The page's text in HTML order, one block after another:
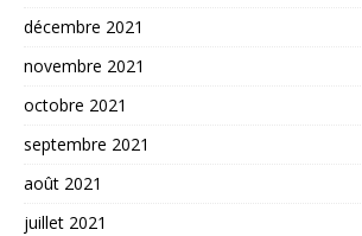
décembre 2021
novembre 2021
octobre 2021
septembre 2021
août 2021
juillet 2021